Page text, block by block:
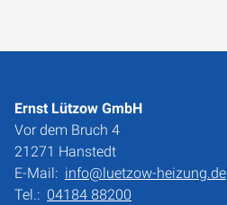
Ernst Lützow GmbH
Vor dem Bruch 4
21271 Hanstedt
E-Mail: info@luetzow-heizung.de
Tel.: 04184 88200